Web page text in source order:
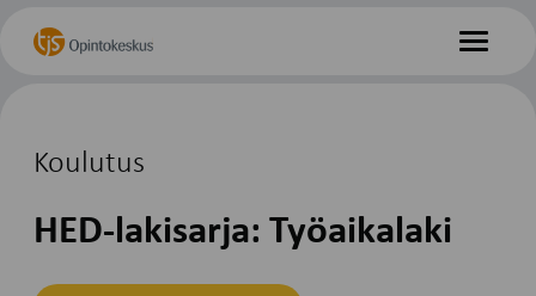
sisältöönEtusivu Valikko
Koulutus
HED-lakisarja: Työaikalaki